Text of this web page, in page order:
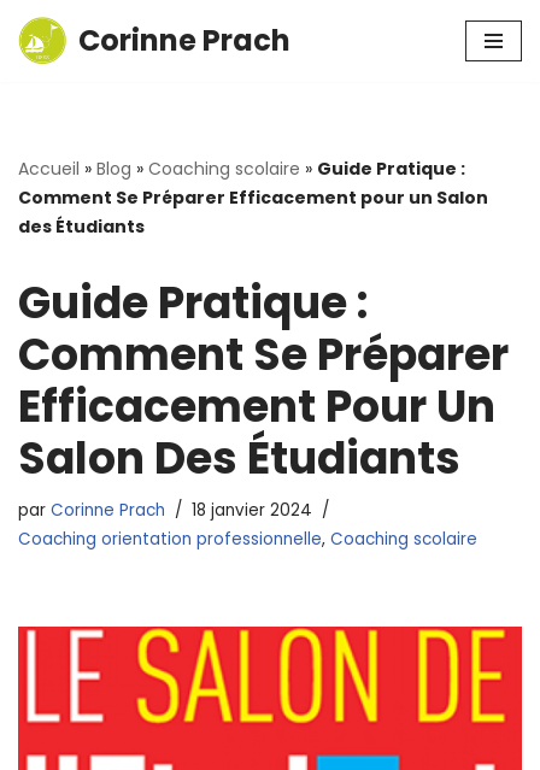
Aller
Corinne Prach
Accueil » Blog » Coaching scolaire » Guide Pratique :
Comment Se Préparer Efficacement pour un Salon
des Étudiants
Guide Pratique :
Comment Se Préparer
Efficacement Pour Un
Salon Des Étudiants
par Corinne Prach
18 janvier 2024
Coaching orientation professionnelle, Coaching scolaire